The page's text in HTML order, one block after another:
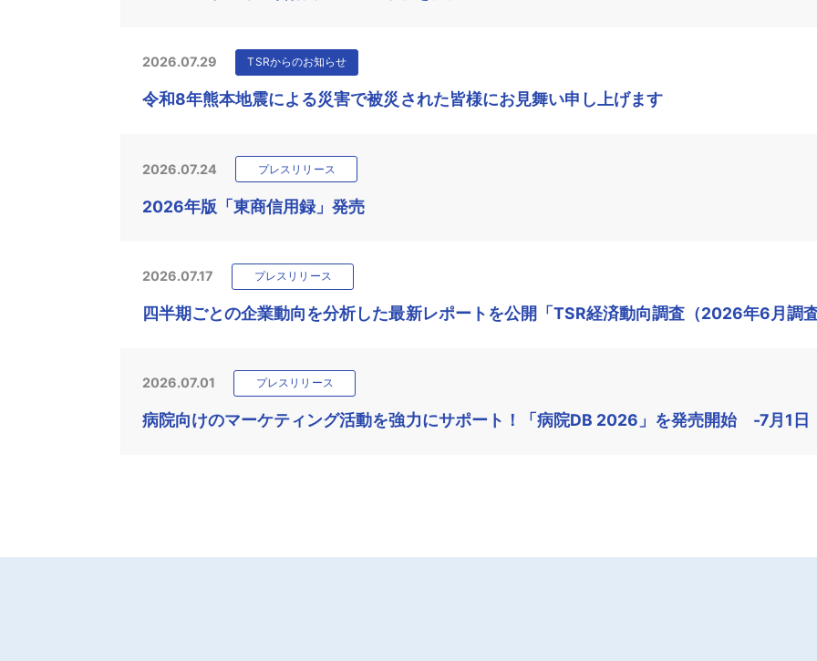
2026.07.29 TSRからのお知らせ
令和8年熊本地震による災害で被災された皆様にお見舞い申し上げます
2026.07.24 プレスリリース
2026年版「東商信用録」発売
2026.07.17 プレスリリース
四半期ごとの企業動向を分析した最新レポートを公開「TSR経済動向調査（2026年6月調
2026.07.01 プレスリリース
病院向けのマーケティング活動を強力にサポート！「病院DB 2026」を発売開始 -7月1日